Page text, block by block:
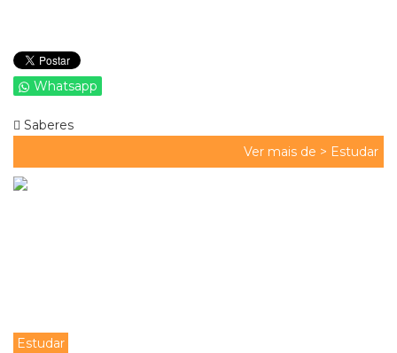
Whatsapp
Saberes
Ver mais de > Estudar
Estudar